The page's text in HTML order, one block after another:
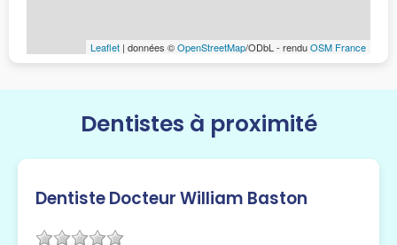
Leaflet | données ©OpenStreetMap/ODbL - renduOSM France
Dentistes à proximité
Dentiste Docteur William Baston